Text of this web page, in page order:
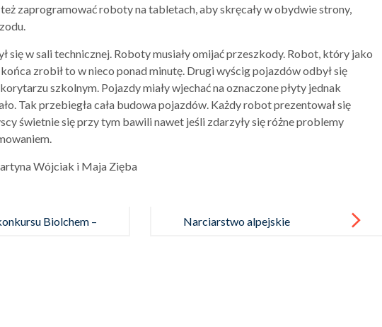
zaprogramować roboty na tabletach, aby skręcały w obydwie strony,
się w sali technicznej. Roboty musiały omijać przeszkody. Robot, który jako
zrobił to w nieco ponad minutę. Drugi wyścig pojazdów odbył się
szkolnym. Pojazdy miały wjechać na oznaczone płyty jednak
Tak przebiegła cała budowa pojazdów. Każdy robot prezentował się
świetnie się przy tym bawili nawet jeśli zdarzyły się różne problemy
Wójciak i Maja Zięba
Biolchem –
Narciarstwo alpejskie